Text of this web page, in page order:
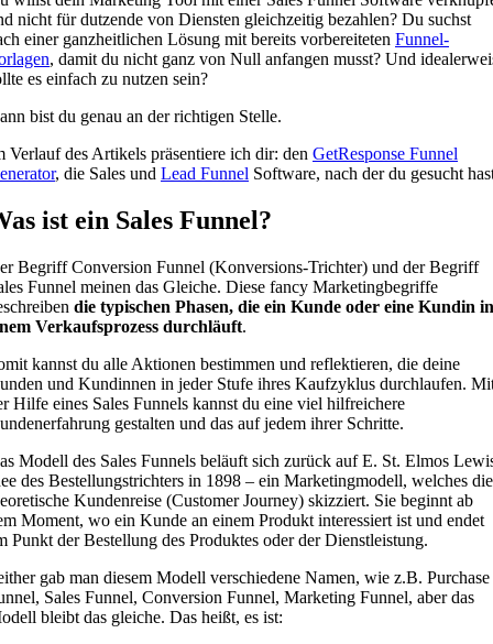
nicht für dutzende von Diensten gleichzeitig bezahlen? Du suchst
einer ganzheitlichen Lösung mit bereits vorbereiteten Funnel-
, damit du nicht ganz von Null anfangen musst? Und
es einfach zu nutzen sein?
bist du genau an der richtigen Stelle.
Verlauf des Artikels präsentiere ich dir: den GetResponse Funnel
, die Sales und Lead Funnel Software, nach der du gesucht
ist ein Sales Funnel?
Begriff Conversion Funnel (Konversions-Trichter) und der Begriff
Funnel meinen das Gleiche. Diese fancy Marketingbegriffe
die typischen Phasen, die ein Kunde oder eine Kundin in
Verkaufsprozess durchläuft.
kannst du alle Aktionen bestimmen und reflektieren, die deine
und Kundinnen in jeder Stufe ihres Kaufzyklus durchlaufen.
Hilfe eines Sales Funnels kannst du eine viel hilfreichere
gestalten und das auf jedem ihrer Schritte.
Modell des Sales Funnels beläuft sich zurück auf E. St. Elmos
des Bestellungstrichters in 1898 – ein Marketingmodell, welches die
Kundenreise (Customer Journey) skizziert. Sie beginnt ab
Moment, wo ein Kunde an einem Produkt interessiert ist und endet
Punkt der Bestellung des Produktes oder der Dienstleistung.
gab man diesem Modell verschiedene Namen, wie z.B. Purchase
Sales Funnel, Conversion Funnel, Marketing Funnel, aber das
bleibt das gleiche. Das heißt, es ist: